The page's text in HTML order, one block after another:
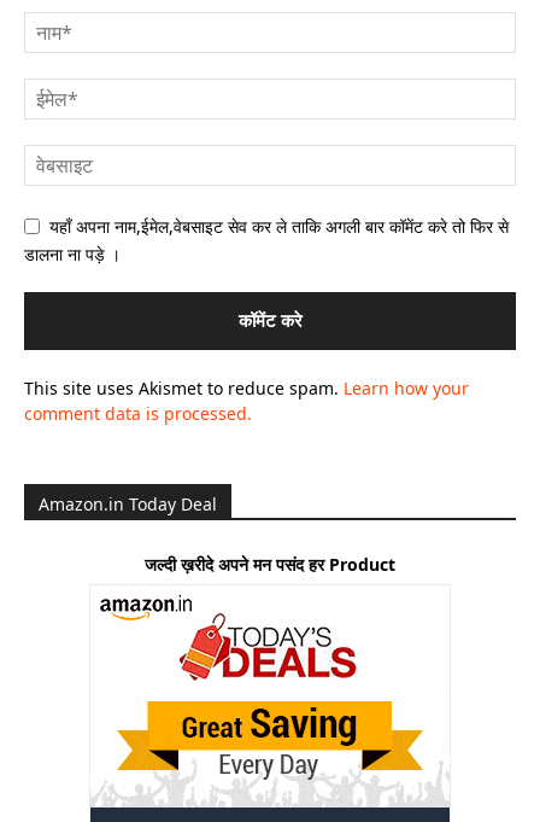
यहाँ अपना नाम,ईमेल,वेबसाइट सेव कर ले ताकि अगली बार कॉमेंट करे तो फिर से
डालना ना पड़े ।
This site uses Akismet to reduce spam. Learn how your
comment data is processed.
Amazon.in Today Deal
जल्दी ख़रीदे अपने मन पसंद हर Product